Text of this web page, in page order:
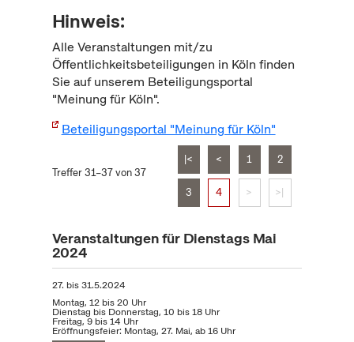
Hinweis:
Alle Veranstaltungen mit/zu
Öffentlichkeitsbeteiligungen in Köln finden
Sie auf unserem Beteiligungsportal
"Meinung für Köln".
Beteiligungsportal "Meinung für Köln"
Treffer 31–37 von 37
|< < 1 2
3 4 > >|
Veranstaltungen für Dienstags Mai
2024
27. bis31.5.2024
Montag, 12 bis 20 Uhr
Dienstag bis Donnerstag, 10 bis 18 Uhr
Freitag, 9 bis 14 Uhr
Eröffnungsfeier: Montag, 27. Mai, ab 16 Uhr